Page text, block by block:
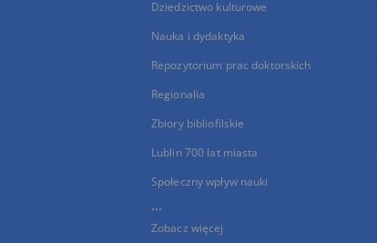
Dziedzictwo kulturowe
Nauka i dydaktyka
Repozytorium prac doktorskich
Regionalia
Zbiory bibliofilskie
Lublin 700 lat miasta
Społeczny wpływ nauki
...
Zobacz więcej